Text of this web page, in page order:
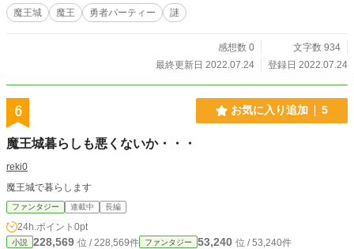
魔王城 魔王 勇者パーティー 謎
感想数 0
文字数 934
最終更新日 2022.07.24
登録日 2022.07.24
6 お気に入り追加 5
魔王城暮らしも悪くないか・・・
reki0
魔王城で暮らします
ファンタジー 連載中 長編
24h.ポイント 0pt
小説 228,569 位 / 228,569件 ファンタジー 53,240 位 / 53,240件